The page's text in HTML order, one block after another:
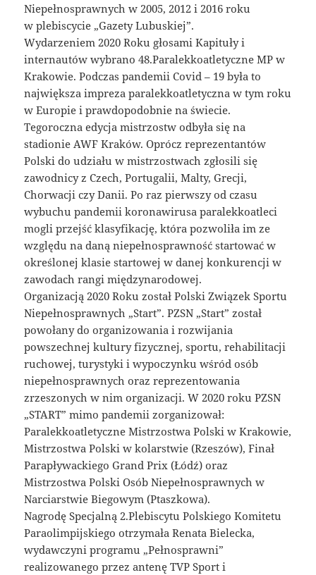
Niepełnosprawnych w 2005, 2012 i 2016 roku
w plebiscycie „Gazety Lubuskiej”.
Wydarzeniem 2020 Roku głosami Kapituły i
internautów wybrano 48.Paralekkoatletyczne MP w
Krakowie. Podczas pandemii Covid – 19 była to
największa impreza paralekkoatletyczna w tym roku
w Europie i prawdopodobnie na świecie.
Tegoroczna edycja mistrzostw odbyła się na
stadionie AWF Kraków. Oprócz reprezentantów
Polski do udziału w mistrzostwach zgłosili się
zawodnicy z Czech, Portugalii, Malty, Grecji,
Chorwacji czy Danii. Po raz pierwszy od czasu
wybuchu pandemii koronawirusa paralekkoatleci
mogli przejść klasyfikację, która pozwoliła im ze
względu na daną niepełnosprawność startować w
określonej klasie startowej w danej konkurencji w
zawodach rangi międzynarodowej.
Organizacją 2020 Roku został Polski Związek Sportu
Niepełnosprawnych „Start”. PZSN „Start” został
powołany do organizowania i rozwijania
powszechnej kultury fizycznej, sportu, rehabilitacji
ruchowej, turystyki i wypoczynku wśród osób
niepełnosprawnych oraz reprezentowania
zrzeszonych w nim organizacji. W 2020 roku PZSN
„START” mimo pandemii zorganizował:
Paralekkoatletyczne Mistrzostwa Polski w Krakowie,
Mistrzostwa Polski w kolarstwie (Rzeszów), Finał
Parapływackiego Grand Prix (Łódź) oraz
Mistrzostwa Polski Osób Niepełnosprawnych w
Narciarstwie Biegowym (Ptaszkowa).
Nagrodę Specjalną 2.Plebiscytu Polskiego Komitetu
Paraolimpijskiego otrzymała Renata Bielecka,
wydawczyni programu „Pełnosprawni”
realizowanego przez antenę TVP Sport i